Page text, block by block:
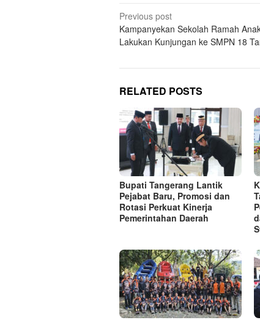
Post
navigation
Previous post
Kampanyekan Sekolah Ramah
Lakukan Kunjungan ke SMPN 18
RELATED POSTS
Bupati Tangerang Lantik
Pejabat Baru, Promosi dan
Rotasi Perkuat Kinerja
Pemerintahan Daerah